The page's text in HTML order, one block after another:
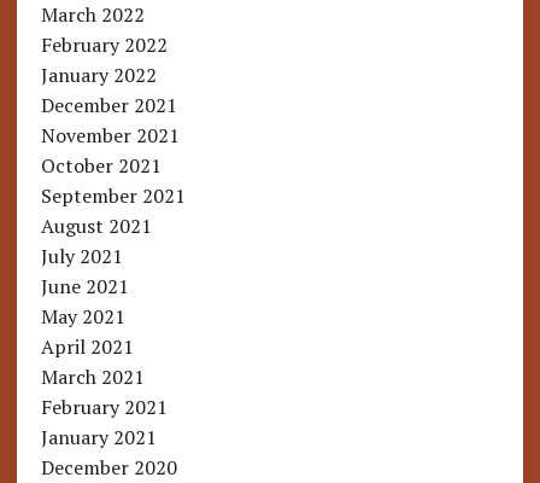
March 2022
February 2022
January 2022
December 2021
November 2021
October 2021
September 2021
August 2021
July 2021
June 2021
May 2021
April 2021
March 2021
February 2021
January 2021
December 2020